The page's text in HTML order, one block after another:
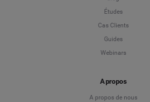
Études
Cas Clients
Guides
Webinars
A propos
A propos de nous